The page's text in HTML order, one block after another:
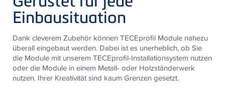
Einbausituation
Dank cleverem Zubehör können TECEprofil Module nahezu
überall eingebaut werden. Dabei ist es unerheblich, ob Sie
die Module mit unserem TECEprofil-Installationsystem nutzen
oder die Module in einem Metall- oder Holzständerwerk
nutzen. Ihrer Kreativität sind kaum Grenzen gesetzt.